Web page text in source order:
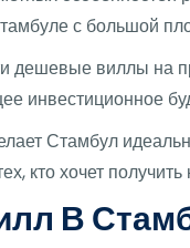
с большой
дешевые виллы на
инвестиционное
Стамбул
кто хочет
В